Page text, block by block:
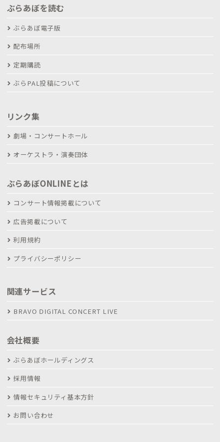
ぶらあぼを読む
ぶらあぼ電子版
配布場所
定期購読
ぶらPAL投稿について
リンク集
劇場・コンサートホール
オーケストラ・演奏団体
ぶらあぼONLINEとは
コンサート情報掲載について
広告掲載について
利用規約
プライバシーポリシー
関連サービス
BRAVO DIGITAL CONCERT LIVE
会社概要
ぶらあぼホールディングス
採用情報
情報セキュリティ基本方針
お問い合わせ